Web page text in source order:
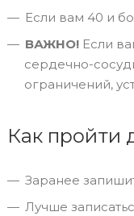
Если вам 40 и
ВАЖНО! Если
сердечно-
ограничений,
Как пройти
Заранее
Лучше